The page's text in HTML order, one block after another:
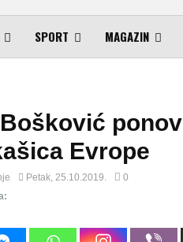
SPORT MAGAZIN
Evrope
Petak, 25.10.2019.
0